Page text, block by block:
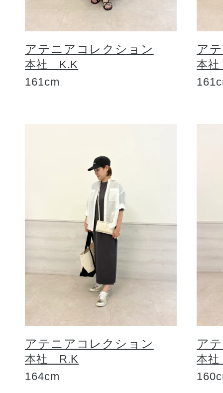
アテニアコレクション
本社 K.K
161cm
ア
本
アテニアコレクション
本社 R.K
164cm
ア
本